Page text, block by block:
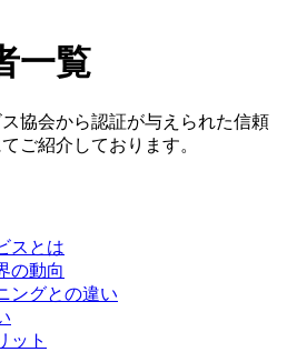
一覧
協会から認証が与えられた信頼
ご紹介しております。
スとは
の動向
ングとの違い
ット